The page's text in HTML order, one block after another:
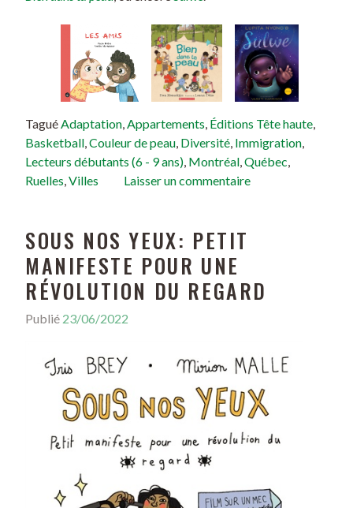
TaguéAdaptation,Appartements, Éditions Tête haute,
Basketball,Couleur de peau, Diversité, Immigration,
Lecteurs débutants (6 - 9 ans), Montréal,Québec,
Ruelles,Villes Laisser un commentaire
SOUS NOS YEUX: PETIT
MANIFESTE POUR UNE
RÉVOLUTION DU REGARD
Publié 23/06/2022